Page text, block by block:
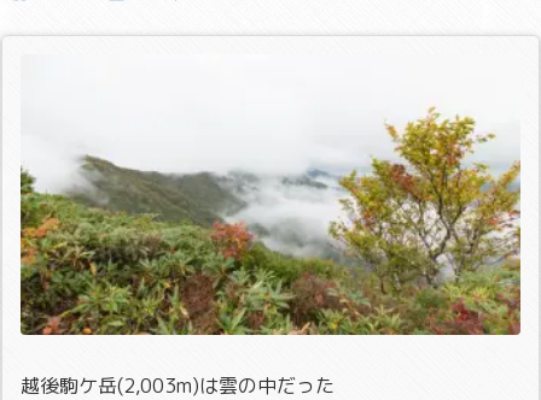

次へ

検索
越後駒ケ岳(2,003m)は雲の中だった